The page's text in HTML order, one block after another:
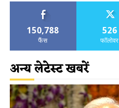
150,788
फैंस
526
फॉलोवर
अन्य लेटेस्ट खबरें